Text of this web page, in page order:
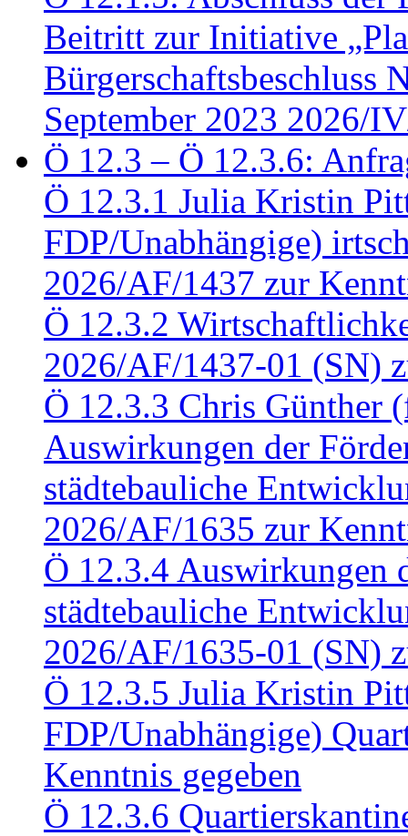
Beitritt zur Initiative
Bürgerschaftsbeschluss
September 2023 2026/
Ö 12.3 – Ö 12.3.6:
Ö 12.3.1 Julia Kristin
FDP/Unabhängige)
2026/AF/1437 zur
Ö 12.3.2
2026/AF/1437-01 (SN)
Ö 12.3.3 Chris Günther
Auswirkungen der
städtebauliche
2026/AF/1635 zur
Ö 12.3.4 Auswirkungen
städtebauliche
2026/AF/1635-01 (SN)
Ö 12.3.5 Julia Kristin
FDP/Unabhängige)
Kenntnis gegeben
Ö 12.3.6